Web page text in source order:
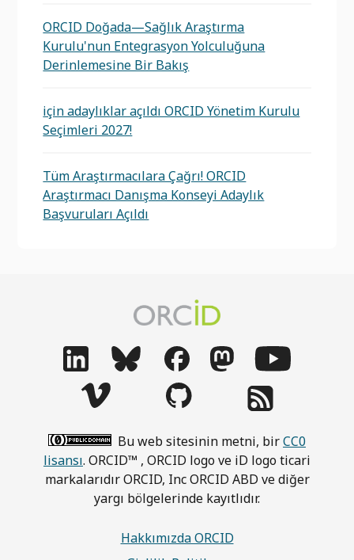
ORCID Doğada—Sağlık Araştırma
Kurulu'nun Entegrasyon Yolculuğuna
Derinlemesine Bir Bakış
için adaylıklar açıldı ORCID Yönetim Kurulu
Seçimleri 2027!
Tüm Araştırmacılara Çağrı! ORCID
Araştırmacı Danışma Konseyi Adaylık
Başvuruları Açıldı
Bu web sitesinin metni, birCC0
lisansı. ORCID™ , ORCID logo ve iD logo ticari
markalarıdır ORCID, Inc ORCID ABD ve diğer
yargı bölgelerinde kayıtlıdır.
Hakkımızda ORCID